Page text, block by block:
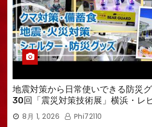
地震対策から日常使いできる防災
30回「震災対策技術展」横浜・レ
えるTV・高荷智也］
8月 1, 2026 Phi72110